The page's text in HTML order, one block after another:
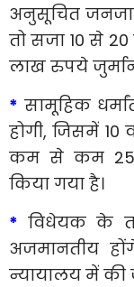
अनुसूचित
तो सजा 10 से
लाख रुपये
* सामूहिक
होगी, जिसमें
कम से कम 25
किया गया है।
* विधेयक के
अजमानतीय
न्यायालय में की